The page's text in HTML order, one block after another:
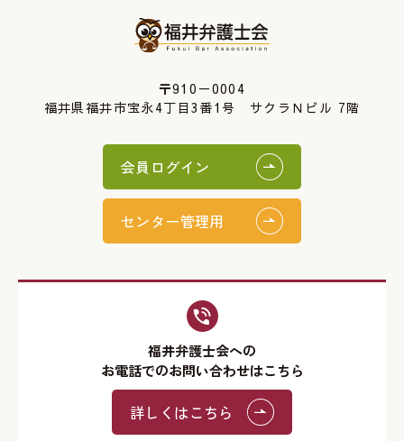
〒910－0004
福井県福井市宝永4丁目3番1号 サクラＮビル 7階
会員ログイン
センター管理用
福井弁護士会への
お電話でのお問い合わせはこちら
詳しくはこちら